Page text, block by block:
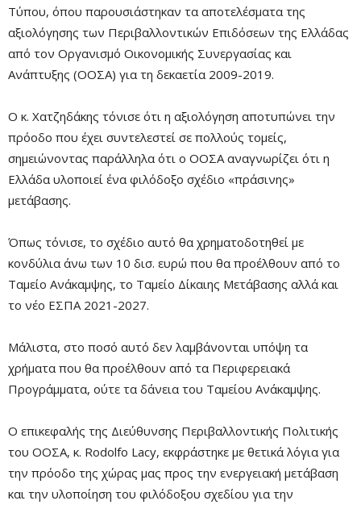
Τύπου, όπου παρουσιάστηκαν τα αποτελέσματα της
αξιολόγησης των Περιβαλλοντικών Επιδόσεων της Ελλάδας
από τον Οργανισμό Οικονομικής Συνεργασίας και
Ανάπτυξης (ΟΟΣΑ) για τη δεκαετία 2009-2019.
Ο κ. Χατζηδάκης τόνισε ότι η αξιολόγηση αποτυπώνει την
πρόοδο που έχει συντελεστεί σε πολλούς τομείς,
σημειώνοντας παράλληλα ότι ο ΟΟΣΑ αναγνωρίζει ότι η
Ελλάδα υλοποιεί ένα φιλόδοξο σχέδιο «πράσινης»
μετάβασης.
Όπως τόνισε, το σχέδιο αυτό θα χρηματοδοτηθεί με
κονδύλια άνω των 10 δισ. ευρώ που θα προέλθουν από το
Ταμείο Ανάκαμψης, το Ταμείο Δίκαιης Μετάβασης αλλά και
το νέο ΕΣΠΑ 2021-2027.
Μάλιστα, στο ποσό αυτό δεν λαμβάνονται υπόψη τα
χρήματα που θα προέλθουν από τα Περιφερειακά
Προγράμματα, ούτε τα δάνεια του Ταμείου Ανάκαμψης.
Ο επικεφαλής της Διεύθυνσης Περιβαλλοντικής Πολιτικής
του ΟΟΣΑ, κ. Rodolfo Lacy, εκφράστηκε με θετικά λόγια για
την πρόοδο της χώρας μας προς την ενεργειακή μετάβαση
και την υλοποίηση του φιλόδοξου σχεδίου για την